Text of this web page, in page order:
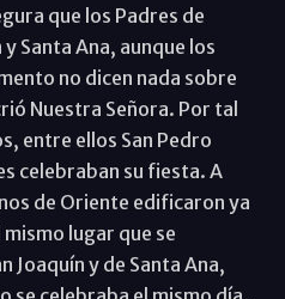
que los Padres de
Santa Ana, aunque los
no dicen nada sobre
Nuestra Señora. Por tal
entre ellos San Pedro
celebraban su fiesta. A
de Oriente edificaron ya
mismo lugar que se
Joaquín y de Santa Ana,